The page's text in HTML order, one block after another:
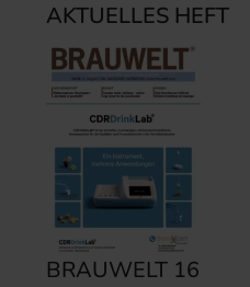
AKTUELLES HEFT
BRAUWELT 16